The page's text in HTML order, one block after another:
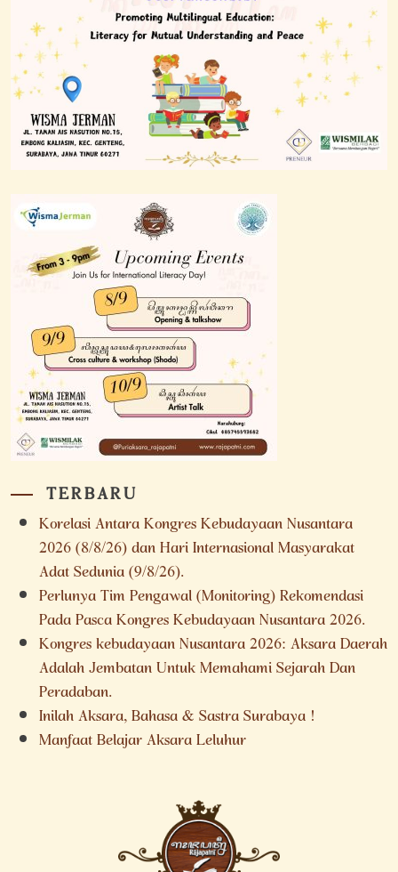
TERBARU
Korelasi Antara Kongres Kebudayaan Nusantara
2026 (8/8/26) dan Hari Internasional Masyarakat
Adat Sedunia (9/8/26).
Perlunya Tim Pengawal (Monitoring) Rekomendasi
Pada Pasca Kongres Kebudayaan Nusantara 2026.
Kongres kebudayaan Nusantara 2026: Aksara Daerah
Adalah Jembatan Untuk Memahami Sejarah Dan
Peradaban.
Inilah Aksara, Bahasa & Sastra Surabaya !
Manfaat Belajar Aksara Leluhur